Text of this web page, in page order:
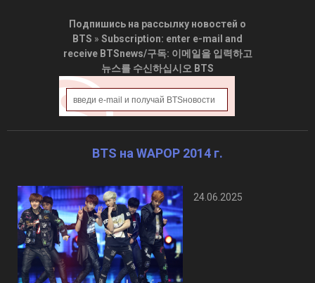
Подпишись на рассылку новостей о
BTS » Subscription: enter e-mail and
receive BTSnews/구독: 이메일을 입력하고
뉴스를 수신하십시오 BTS
BTS на WAPOP 2014 г.
24.06.2025